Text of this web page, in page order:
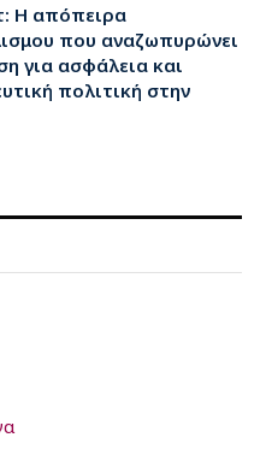
Η απόπειρα
που αναζωπυρώνει
για ασφάλεια και
πολιτική στην